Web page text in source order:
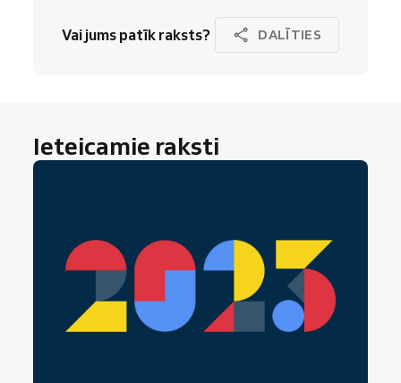
Vai jums patīk raksts? DALĪTIES
Ieteicamie raksti